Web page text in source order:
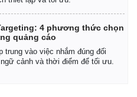
4 phương thức chọn
quảng cáo
trung vào việc nhắm đúng đối
cảnh và thời điểm để tối ưu.